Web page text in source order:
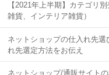
【2021年上半期】カテゴリ
雑貨、インテリア雑貨）
ネットショップの仕入れ先
れ先選定方法をお伝え
ネットショップ/通販サイト